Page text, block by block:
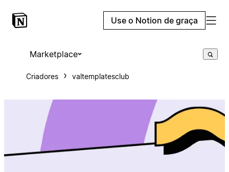
Use o Notion de graça
Marketplace
Criadores valtemplatesclub